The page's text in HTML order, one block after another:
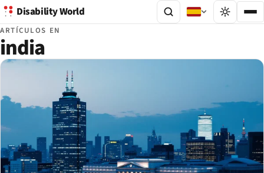
Disability World
ARTÍCULOS EN
india